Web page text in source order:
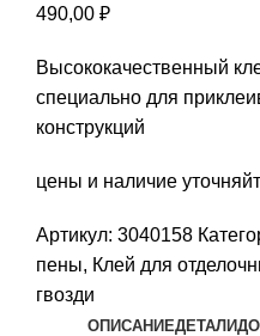
490,00 ₽
Высококачественный
специально для
конструкций
цены и наличие
Артикул: 3040158
пены, Клей для
гвозди
ОПИСАНИЕДЕТАЛИ